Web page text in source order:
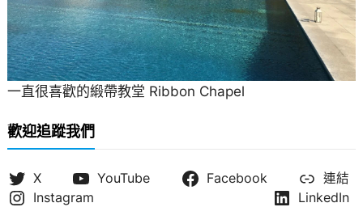
一直很喜歡的緞帶教堂 Ribbon Chapel
歡迎追蹤我們
X YouTube Facebook
連結
Instagram
LinkedIn